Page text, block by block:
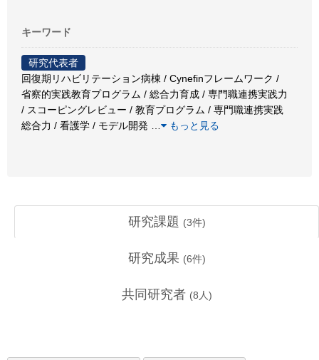
キーワード
研究代表者
回復期リハビリテーション病棟 / Cynefinフレームワーク /
省察的実践教育プログラム / 総合力育成 / 専門職連携実践力
/ スコーピングレビュー / 教育プログラム / 専門職連携実践
総合力 / 看護学 / モデル開発
もっと見る
研究課題 (3件)
研究成果 (6件)
共同研究者 (8 人)